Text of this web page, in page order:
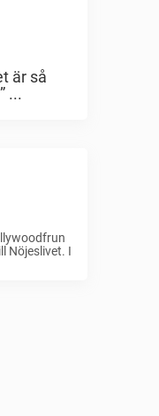
är så
...
Nöjeslivet. I